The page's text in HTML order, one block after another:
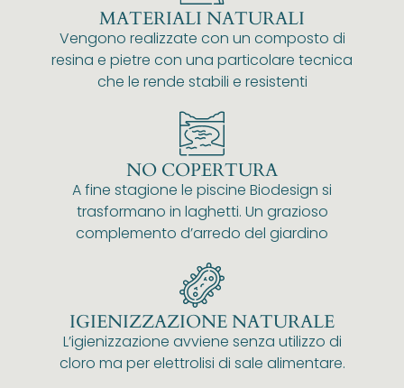
MATERIALI NATURALI
Vengono realizzate con un composto di
resina e pietre con una particolare tecnica
che le rende stabili e resistenti
NO COPERTURA
A fine stagione le piscine Biodesign si
trasformano in laghetti. Un grazioso
complemento d’arredo del giardino
IGIENIZZAZIONE NATURALE
L’igienizzazione avviene senza utilizzo di
cloro ma per elettrolisi di sale alimentare.